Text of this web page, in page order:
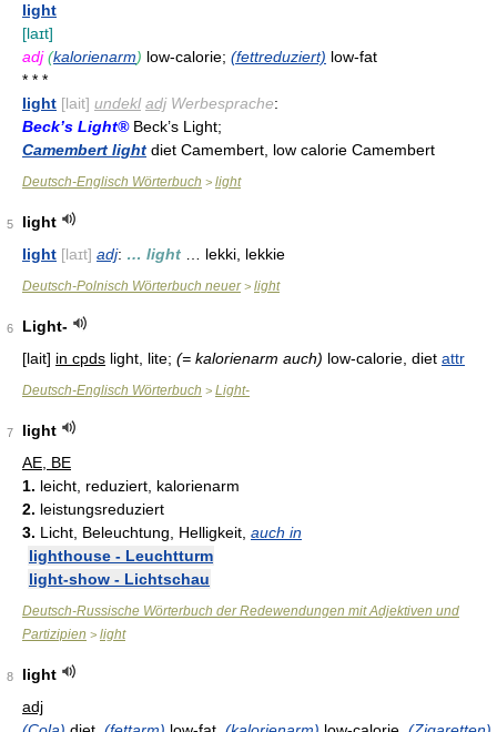
light
[laɪt]
adj (kalorienarm) low-calorie; (fettreduziert) low-fat
* * *
light [lait] undekl adjWerbesprache:
Beck’s Light®Beck’s Light;
Camembert light diet Camembert, low calorie Camembert
Deutsch-Englisch Wörterbuch > light
5
light
light [laɪt] adj: … light … lekki, lekkie
Deutsch-Polnisch Wörterbuch neuer> light
6
Light-
[lait] in cpds light, lite; (= kalorienarm auch) low-calorie, diet attr
Deutsch-Englisch Wörterbuch > Light-
7
light
AE, BE
1. leicht, reduziert, kalorienarm
2. leistungsreduziert
3. Licht, Beleuchtung, Helligkeit, auch in
lighthouse - Leuchtturm
light-show - Lichtschau
Deutsch-Russische Wörterbuch der Redewendungen mit Adjektiven und
Partizipien > light
8
light
adj